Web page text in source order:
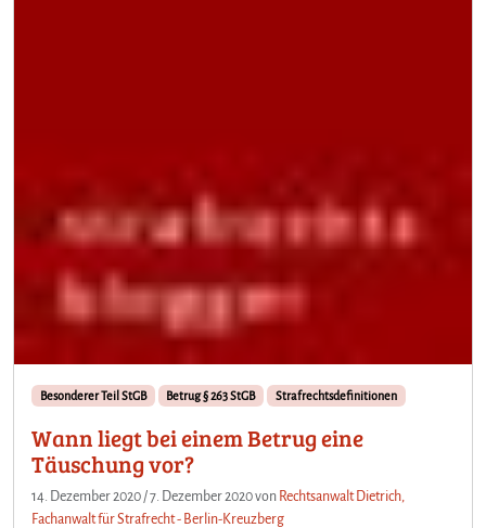
Besonderer Teil StGB Betrug § 263 StGB Strafrechtsdefinitionen
Wann liegt bei einem Betrug eine
Täuschung vor?
14. Dezember 2020 /7. Dezember 2020von Rechtsanwalt Dietrich,
Fachanwalt für Strafrecht - Berlin-Kreuzberg